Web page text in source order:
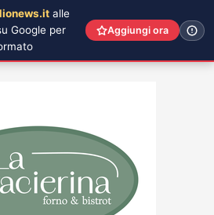
alle
Google per
Aggiungi ora